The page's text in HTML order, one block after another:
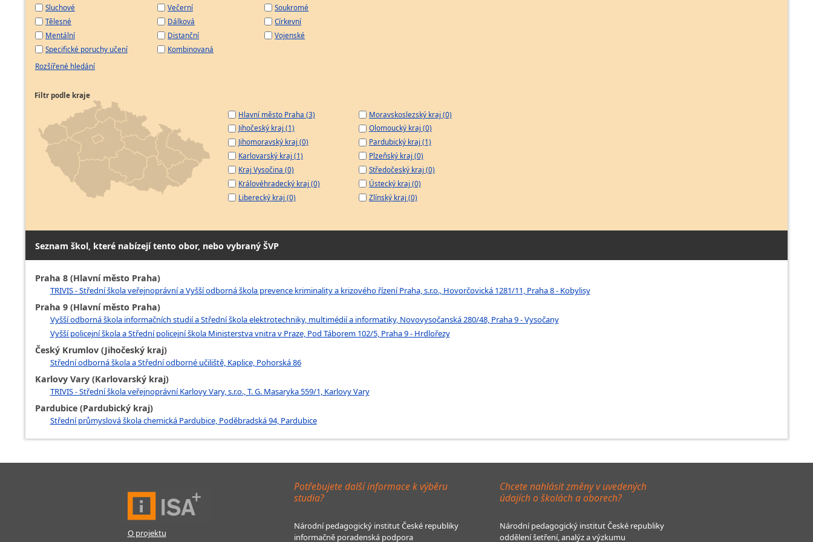
Sluchové
Tělesné
Mentální
Specifické poruchy učení
Večerní
Dálková
Distanční
Kombinovaná
Soukromé
Církevní
Vojenské
Rozšířené hledání
Filtr podle kraje
Hlavní město Praha (3)
Jihočeský kraj (1)
Jihomoravský kraj (0)
Karlovarský kraj (1)
Kraj Vysočina (0)
Královéhradecký kraj (0)
Liberecký kraj (0)
Moravskoslezský kraj (0)
Olomoucký kraj (0)
Pardubický kraj (1)
Plzeňský kraj (0)
Středočeský kraj (0)
Ústecký kraj (0)
Zlínský kraj (0)
Seznam škol, které nabízejí tento obor, nebo vybraný ŠVP
Praha 8 (Hlavní město Praha)
TRIVIS - Střední škola veřejnoprávní a Vyšší odborná škola prevence kriminality a krizového řízení Praha, s.r.o., Hovorčovická 1281/11, Praha 8 - Kobylisy
Praha 9 (Hlavní město Praha)
Vyšší odborná škola informačních studií a Střední škola elektrotechniky, multimédií a informatiky, Novovysočanská 280/48, Praha 9 - Vysočany
Vyšší policejní škola a Střední policejní škola Ministerstva vnitra v Praze, Pod Táborem 102/5, Praha 9 - Hrdlořezy
Český Krumlov (Jihočeský kraj)
Střední odborná škola a Střední odborné učiliště, Kaplice, Pohorská 86
Karlovy Vary (Karlovarský kraj)
TRIVIS - Střední škola veřejnoprávní Karlovy Vary, s.r.o., T. G. Masaryka 559/1, Karlovy Vary
Pardubice (Pardubický kraj)
Střední průmyslová škola chemická Pardubice, Poděbradská 94, Pardubice
O projektu
Potřebujete další informace k výběru
studia?
Národní pedagogický institut České republiky
informačně poradenská podpora
Chcete nahlásit změny v uvedených
údajích o školách a oborech?
Národní pedagogický institut České republiky
oddělení šetření, analýz a výzkumu